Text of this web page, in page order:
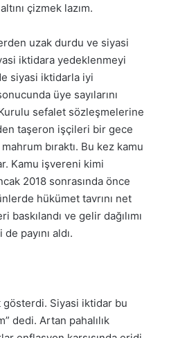
çizmek lazım.
uzak durdu ve siyasi
iktidara yedeklenmeyi
siyasi iktidarla iyi
üye sayılarını
sefalet sözleşmelerine
taşeron işçileri bir gece
bıraktı. Bu kez kamu
Kamu işvereni kimi
2018 sonrasında önce
hükümet tavrını net
ve gelir dağılımı
payını aldı.
gösterdi. Siyasi iktidar bu
dedi. Artan pahalılık